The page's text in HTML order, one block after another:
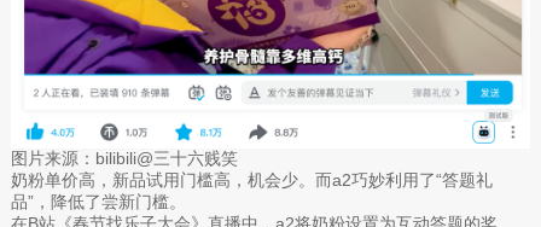
图片来源：bilibili@三十六贱笑
奶粉单价高，新品试用门槛高，机会少。而a2巧妙利用了“答题礼
品”，降低了尝新门槛。
在B站《春节找乐子大会》直播中，a2将奶粉设置为互动答题的奖